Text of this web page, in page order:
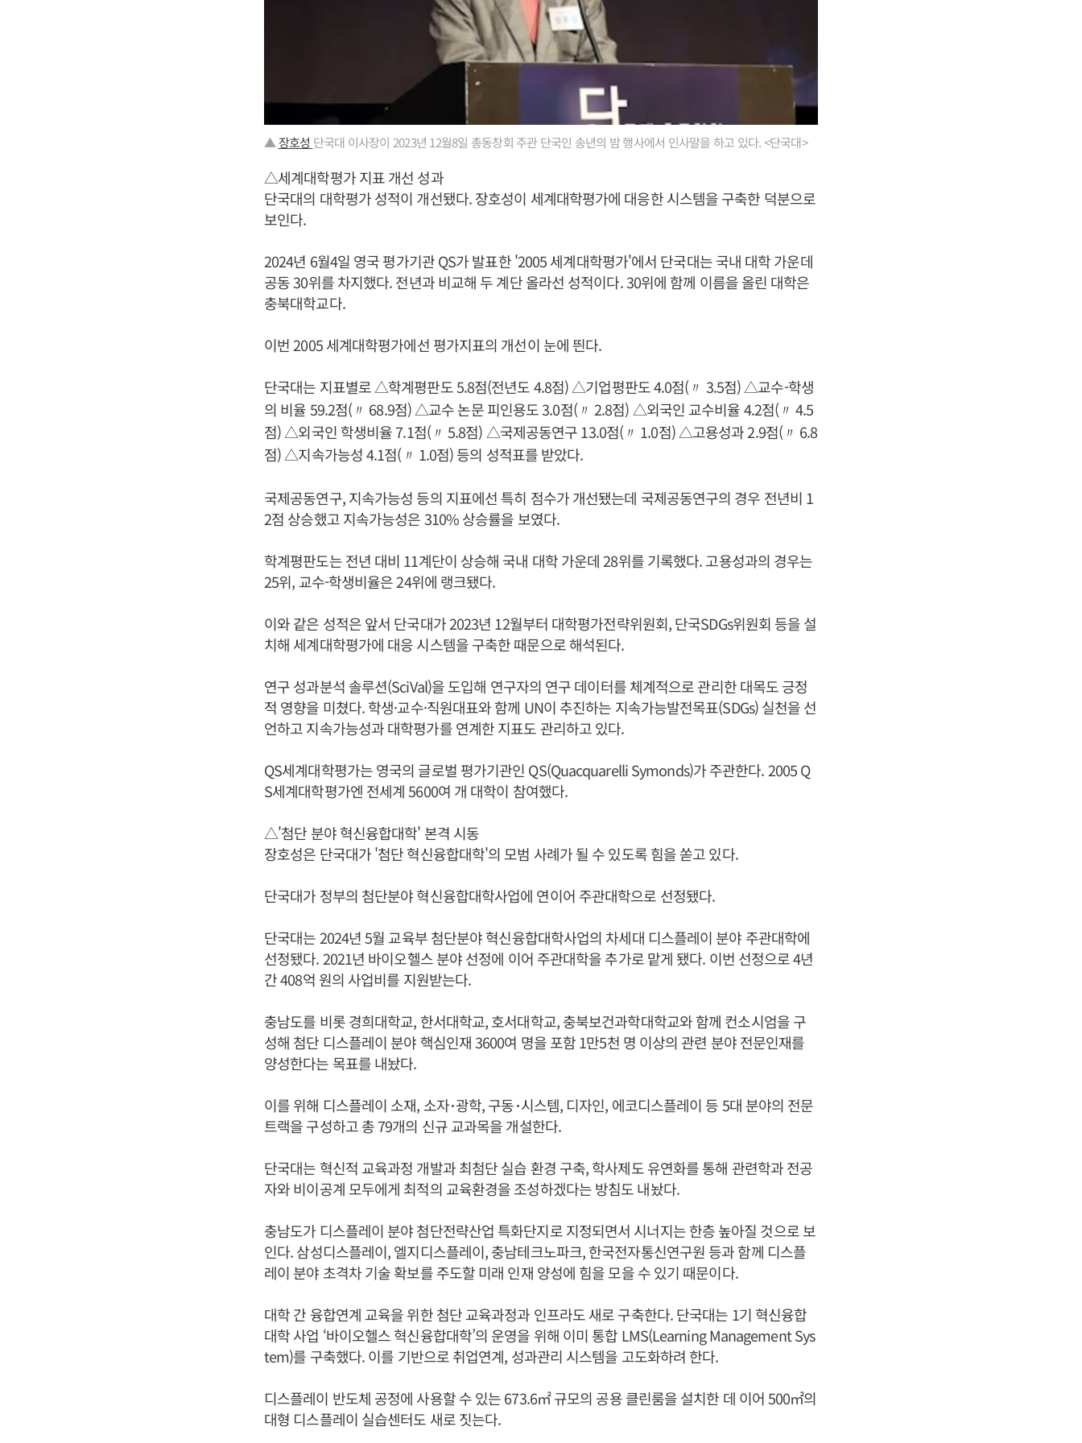
▲ 장호성 단국대 이사장이 2023년 12월8일 총동창회 주관 단국인 송년의 밤 행사에서 인사말을 하고 있다. <단국대>
△세계대학평가 지표 개선 성과
단국대의 대학평가 성적이 개선됐다. 장호성이 세계대학평가에 대응한 시스템을 구축한 덕분으로
보인다.
2024년 6월4일 영국 평가기관 QS가 발표한 '2005 세계대학평가'에서 단국대는 국내 대학 가운데
공동 30위를 차지했다. 전년과 비교해 두 계단 올라선 성적이다. 30위에 함께 이름을 올린 대학은
충북대학교다.
이번 2005 세계대학평가에선 평가지표의 개선이 눈에 띈다.
단국대는 지표별로 △학계평판도 5.8점(전년도 4.8점) △기업평판도 4.0점( 〃 3.5점) △교수-학생
의 비율 59.2점( 〃 68.9점) △교수 논문 피인용도 3.0점(〃 2.8점) △외국인 교수비율 4.2점( 〃4.5
점) △외국인 학생비율 7.1점(〃5.8점) △국제공동연구 13.0점( 〃 1.0점) △고용성과 2.9점(〃 6.8
점) △지속가능성 4.1점( 〃 1.0점) 등의 성적표를 받았다.
국제공동연구, 지속가능성 등의 지표에선 특히 점수가 개선됐는데 국제공동연구의 경우 전년비 1
2점 상승했고 지속가능성은 310% 상승률을 보였다.
학계평판도는 전년 대비 11계단이 상승해 국내 대학 가운데 28위를 기록했다. 고용성과의 경우는
25위, 교수-학생비율은 24위에 랭크됐다.
이와 같은 성적은 앞서 단국대가 2023년 12월부터 대학평가전략위원회, 단국SDGs위원회 등을 설
치해 세계대학평가에 대응 시스템을 구축한 때문으로 해석된다.
연구 성과분석 솔루션(SciVal)을 도입해 연구자의 연구 데이터를 체계적으로 관리한 대목도 긍정
적 영향을 미쳤다. 학생·교수·직원대표와 함께 UN이 추진하는 지속가능발전목표(SDGs) 실천을 선
언하고 지속가능성과 대학평가를 연계한 지표도 관리하고 있다.
QS세계대학평가는 영국의 글로벌 평가기관인 QS(Quacquarelli Symonds)가 주관한다. 2005 Q
S세계대학평가엔 전세계 5600여 개 대학이 참여했다.
△'첨단 분야 혁신융합대학' 본격 시동
장호성은 단국대가 '첨단 혁신융합대학'의 모범 사례가 될 수 있도록 힘을 쏟고 있다.
단국대가 정부의 첨단분야 혁신융합대학사업에 연이어 주관대학으로 선정됐다.
단국대는 2024년 5월 교육부 첨단분야 혁신융합대학사업의 차세대 디스플레이 분야 주관대학에
선정됐다. 2021년 바이오헬스 분야 선정에 이어 주관대학을 추가로 맡게 됐다. 이번 선정으로 4년
간 408억 원의 사업비를 지원받는다.
충남도를 비롯 경희대학교, 한서대학교, 호서대학교, 충북보건과학대학교와 함께 컨소시엄을 구
성해 첨단 디스플레이 분야 핵심인재 3600여 명을 포함 1만5천 명 이상의 관련 분야 전문인재를
양성한다는 목표를 내놨다.
이를 위해 디스플레이 소재, 소자･광학, 구동･시스템, 디자인, 에코디스플레이 등 5대 분야의 전문
트랙을 구성하고 총 79개의 신규 교과목을 개설한다.
단국대는 혁신적 교육과정 개발과 최첨단 실습 환경 구축, 학사제도 유연화를 통해 관련학과 전공
자와 비이공계 모두에게 최적의 교육환경을 조성하겠다는 방침도 내놨다.
충남도가 디스플레이 분야 첨단전략산업 특화단지로 지정되면서 시너지는 한층 높아질 것으로 보
인다. 삼성디스플레이, 엘지디스플레이, 충남테크노파크, 한국전자통신연구원 등과 함께 디스플
레이 분야 초격차 기술 확보를 주도할 미래 인재 양성에 힘을 모을 수 있기 때문이다.
대학 간 융합연계 교육을 위한 첨단 교육과정과 인프라도 새로 구축한다. 단국대는 1기 혁신융합
대학 사업 ‘바이오헬스 혁신융합대학’의 운영을 위해 이미 통합 LMS(Learning Management Sys
tem)를 구축했다. 이를 기반으로 취업연계, 성과관리 시스템을 고도화하려 한다.
디스플레이 반도체 공정에 사용할 수 있는 673.6㎡ 규모의 공용 클린룸을 설치한 데 이어 500㎡의
대형 디스플레이 실습센터도 새로 짓는다.